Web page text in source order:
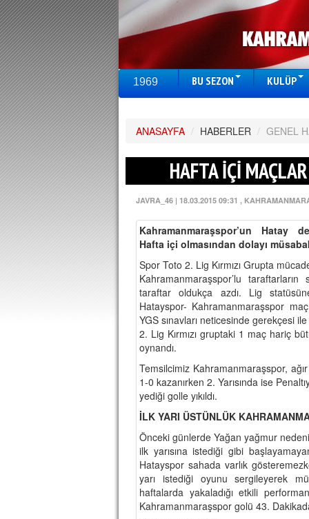
1969 BU SEZON KULÜP
ANASAYFA / HABERLER / GENEL
HAFTA İÇİ
JAVRA_46 | 18.03.2015 09:31 ,
Kahramanmaraşspor’un Hatay
Hafta içi olmasından dolayı
Spor Toto 2. Lig Kırmızı Grupta
Kahramanmaraşspor’lu taraftarların
taraftar oldukça azdı. Lig
Hatayspor- Kahramanmaraşspor
YGS sınavları neticesinde gerekçesi
2. Lig Kırmızı gruptaki 1 maç hariç
oynandı.
Temsilcimiz Kahramanmaraşspor, ağır
1-0 kazanırken 2. Yarısında ise
yediği golle yıkıldı.
İLK YARI ÜSTÜNLÜK
Önceki günlerde Yağan yağmur
ilk yarısına istediği gibi
Hatayspor sahada varlık
yarı istediği oyunu sergileyerek
haftalarda yakaladığı etkili
Kahramanmaraşspor golü 43.